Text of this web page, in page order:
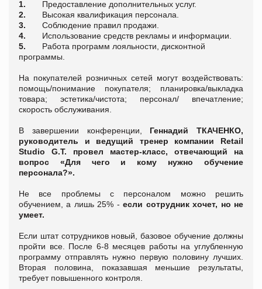
1. Предоставление дополнительных услуг.
2. Высокая квалификация персонала.
3. Соблюдение правил продажи.
4. Использование средств рекламы и информации.
5. Работа программ лояльности, дисконтной
программы.
На покупателей розничных сетей могут воздействовать:
помощь/понимание покупателя; планировка/выкладка
товара; эстетика/чистота; персонал/ впечатление;
скорость обслуживания.
В завершении конференции, Геннадий ТКАЧЕНКО,
руководитель и ведущий тренер компании Retail
Studio
G.T.
провел мастер-класс, отвечающий на
вопрос «Для чего и кому нужно обучение
персонала?».
Не все проблемы с персоналом можно решить
обучением, а лишь 25% -если сотрудник хочет, но не
умеет.
Если штат сотрудников новый, базовое обучение должны
пройти все. После 6-8 месяцев работы на углубленную
программу отправлять нужно первую половину лучших.
Вторая половина, показавшая меньшие результаты,
требует повышенного контроля.